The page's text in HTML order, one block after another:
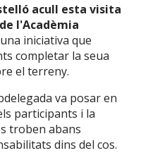
acull esta visita
l'Acadèmia
iniciativa que
completar la seua
el terreny.
va posar en
participants i la
troben abans
dins del cos.